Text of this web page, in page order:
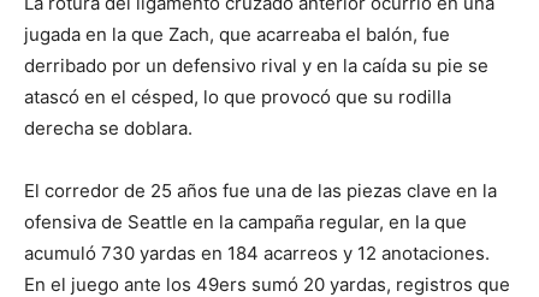
jugada en la que Zach, que acarreaba el balón, fue
derribado por un defensivo rival y en la caída su pie se
atascó en el césped, lo que provocó que su rodilla
derecha se doblara.
El corredor de 25 años fue una de las piezas clave en la
ofensiva de Seattle en la campaña regular, en la que
acumuló 730 yardas en 184 acarreos y 12 anotaciones.
En el juego ante los 49ers sumó 20 yardas, registros que